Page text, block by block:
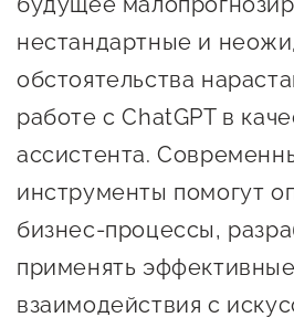
продукции
Госзакупки для малого
бизнеса
Каталог югорских
Новости УФНС
Каталог грантов
нестандартные и
обстоятельства
работе с ChatGPT в
ассистента.
инструменты помогут
бизнес-процессы,
применять
взаимодействия с